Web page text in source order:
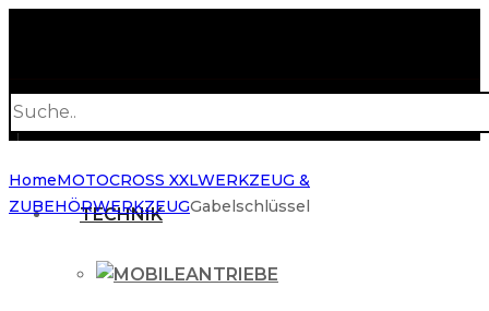
search
TECHNIK
ANTRIEBE
HomeMOTOCROSS XXLWERKZEUG &
ZUBEHÖRWERKZEUGGabelschlüssel